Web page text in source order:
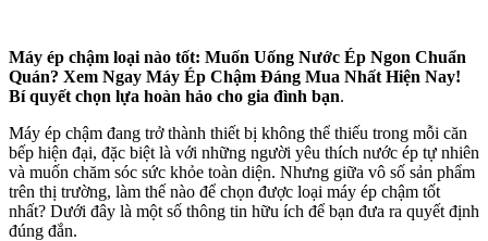
Máy ép chậm loại nào tốt: Muốn Uống Nước Ép Ngon Chuẩn
Quán? Xem Ngay Máy Ép Chậm Đáng Mua Nhất Hiện Nay!
Bí quyết chọn lựa hoàn hảo cho gia đình bạn.
Máy ép chậm đang trở thành thiết bị không thể thiếu trong mỗi căn
bếp hiện đại, đặc biệt là với những người yêu thích nước ép tự nhiên
và muốn chăm sóc sức khỏe toàn diện. Nhưng giữa vô số sản phẩm
trên thị trường, làm thế nào để chọn được loại máy ép chậm tốt
nhất? Dưới đây là một số thông tin hữu ích để bạn đưa ra quyết định
đúng đắn.